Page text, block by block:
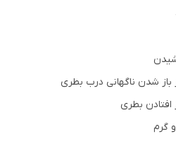
شدن ناگهانی درب بطری
افتادن بطری
گرم